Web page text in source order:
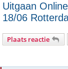
Uitgaan
18/06
Plaats reactie